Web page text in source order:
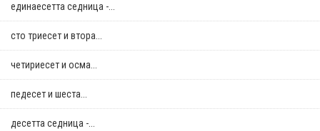
единаесетта седница -...
сто триесет и втора...
четириесет и осма...
педесет и шеста...
десетта седница -...